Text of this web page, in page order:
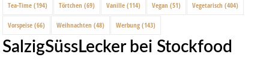
Tea-Time (194) Törtchen (69) Vanille (114) Vegan (51) Vegetarisch (404)
Vorspeise (66) Weihnachten (48) Werbung (143)
SalzigSüssLecker bei Stockfood